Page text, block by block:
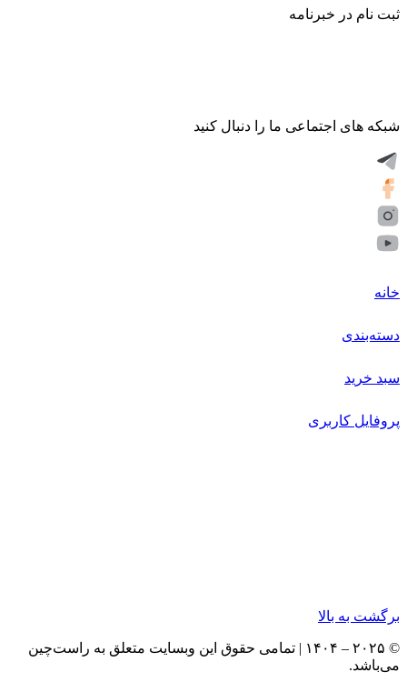
ثبت نام در خبرنامه
شبکه های اجتماعی ما را دنبال کنید
خانه
دسته‌بندی
سبد خرید
پروفایل کاربری
برگشت به بالا
© ۲۰۲۵ – ۱۴۰۴ | تمامی حقوق این وبسایت متعلق به راست‌چین
می‌باشد.